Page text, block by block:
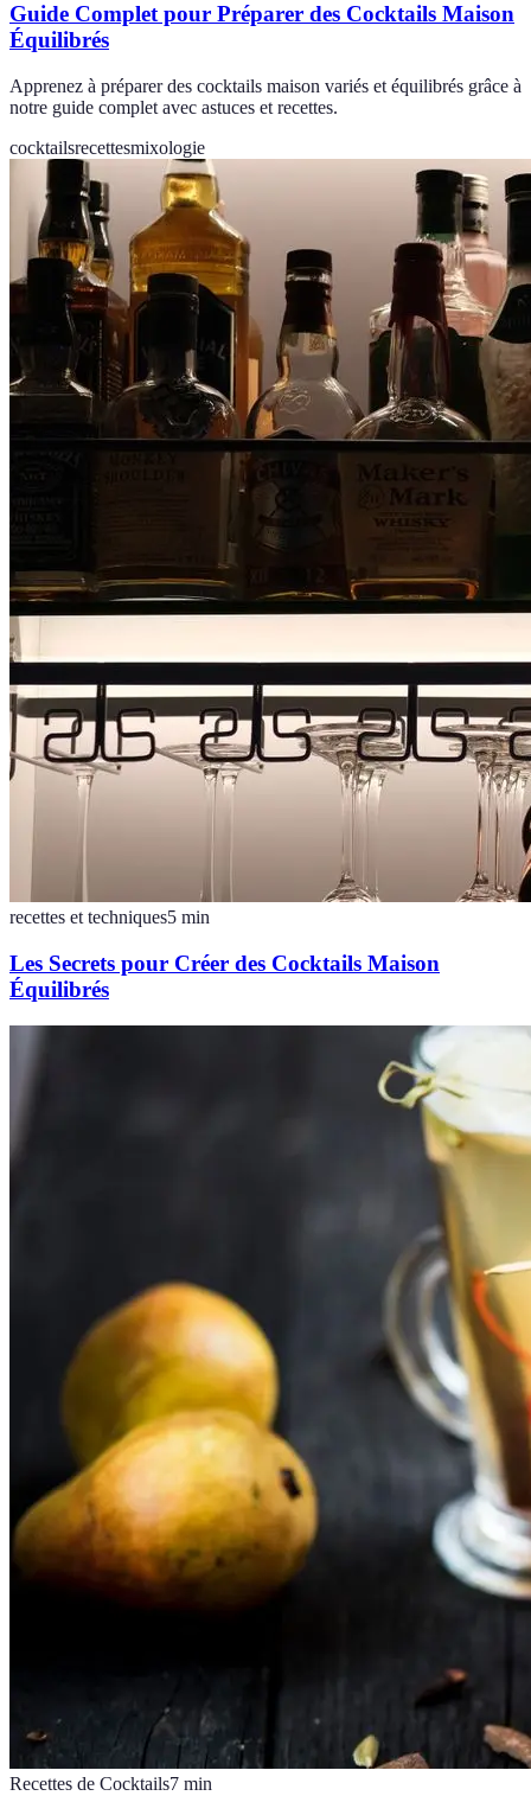
Guide Complet pour Préparer des Cocktails Maison
Équilibrés
Apprenez à préparer des cocktails maison variés et équilibrés grâce à
notre guide complet avec astuces et recettes.
cocktailsrecettesmixologie
recettes et techniques5 min
Les Secrets pour Créer des Cocktails Maison
Équilibrés
Recettes de Cocktails7 min